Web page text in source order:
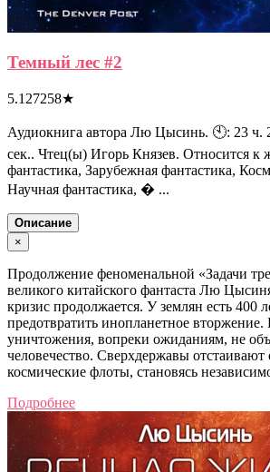
Темный лес #2
5.127258★
Аудиокнига автора Лю Цысинь. 🕙: 23 ч.
сек.. Чтец(ы) Игорь Князев. Относится к
фантастика, Зарубежная фантастика,
Научная фантастика, � ...
Описание
×
Продолжение феноменальной «Задачи
великого китайского фантаста Лю
кризис продолжается. У землян есть 400
предотвратить инопланетное вторжение.
уничтожения, вопреки ожиданиям, не
человечество. Сверхдержавы отстаивают
космические флоты, становясь
Подробнее